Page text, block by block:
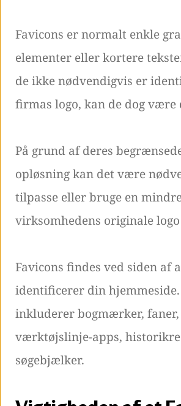
Favicons er normalt enkle
elementer eller kortere
de ikke nødvendigvis er
firmas logo, kan de dog være
På grund af deres
opløsning kan det være
tilpasse eller bruge en
virksomhedens originale
Favicons findes ved siden af
identificerer din
inkluderer bogmærker, faner,
værktøjslinje-apps,
søgebjælker.